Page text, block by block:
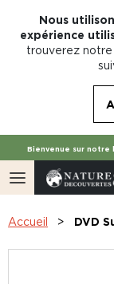
Nous
expérience
trouverez
Bienvenue sur notre
Accueil DVD